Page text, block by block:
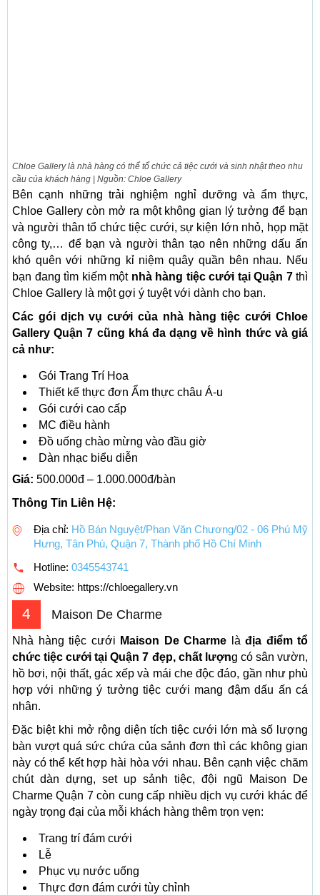
Chloe Gallery là nhà hàng có thể tổ chức cả tiệc cưới và sinh nhật theo nhu
cầu của khách hàng | Nguồn: Chloe Gallery
Bên cạnh những trải nghiệm nghỉ dưỡng và ẩm thực,
Chloe Gallery còn mở ra một không gian lý tưởng để bạn
và người thân tổ chức tiệc cưới, sự kiện lớn nhỏ, họp mặt
công ty,… để bạn và người thân tạo nên những dấu ấn
khó quên với những kỉ niệm quây quần bên nhau. Nếu
bạn đang tìm kiếm một nhà hàng tiệc cưới tại Quận 7thì
Chloe Gallery là một gợi ý tuyệt với dành cho bạn.
Các gói dịch vụ cưới của nhà hàng tiệc cưới Chloe
Gallery Quận 7 cũng khá đa dạng về hình thức và giá
cả như:
Gói Trang Trí Hoa
Thiết kế thực đơn Ẩm thực châu Á-u
Gói cưới cao cấp
MC điều hành
Đồ uống chào mừng vào đầu giờ
Dàn nhạc biểu diễn
Giá: 500.000đ – 1.000.000đ/bàn
Thông Tin Liên Hệ:
Địa chỉ: Hồ Bán Nguyệt/Phan Văn Chương/02 - 06 Phú Mỹ
Hưng, Tân Phú, Quận 7, Thành phố Hồ Chí Minh
Hotline: 0345543741
Website: https://chloegallery.vn
4 Maison De Charme
Nhà hàng tiệc cưới Maison De Charme là địa điểm tổ
chức tiệc cưới tại Quận 7 đẹp, chất lượng có sân vườn,
hồ bơi, nội thất, gác xếp và mái che độc ​​đáo, gần như phù
hợp với những ý tưởng tiệc cưới mang đậm dấu ấn cá
nhân.
Đặc biệt khi mở rộng diện tích tiệc cưới lớn mà số lượng
bàn vượt quá sức chứa của sảnh đơn thì các không gian
này có thể kết hợp hài hòa với nhau. Bên cạnh việc chăm
chút dàn dựng, set up sảnh tiệc, đội ngũ Maison De
Charme Quận 7 còn cung cấp nhiều dịch vụ cưới khác để
ngày trọng đại của mỗi khách hàng thêm trọn vẹn:
Trang trí đám cưới
Lễ
Phục vụ nước uống
Thực đơn đám cưới tùy chỉnh